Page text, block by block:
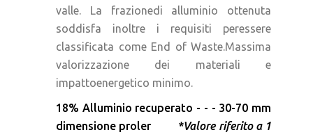
valle. La frazionedi alluminio ottenuta
soddisfa inoltre i requisiti peressere
classificata come End of Waste.Massima
valorizzazione dei materiali e
impattoenergetico minimo.
18% Alluminio recuperato - - - 30-70 mm
dimensione proler *Valore riferito a 1